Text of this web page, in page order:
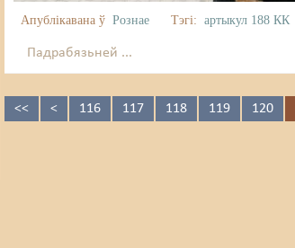
Апублікавана ў Рознае Тэгі: артыкул 188 КК
Падрабязьней ...
<< < 116 117 118 119 120